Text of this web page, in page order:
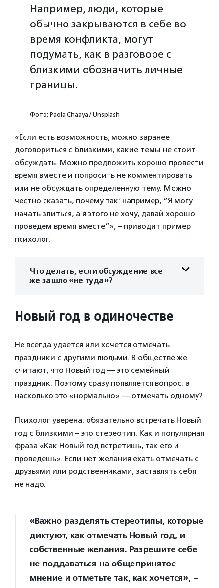
Например, люди, которые
обычно закрываются в себе во
время конфликта, могут
подумать, как в разговоре с
близкими обозначить личные
границы.
Фото: Paola Chaaya / Unsplash
«Если есть возможность, можно заранее
договориться с близкими, какие темы не стоит
обсуждать. Можно предложить хорошо провести
время вместе и попросить не комментировать
или не обсуждать определенную тему. Можно
честно сказать, почему так: например, “Я могу
начать злиться, а я этого не хочу, давай хорошо
проведем время вместе”», – приводит пример
психолог.
Что делать, если обсуждение все
же зашло «не туда»?
Новый год в одиночестве
Не всегда удается или хочется отмечать
праздники с другими людьми. В обществе же
считают, что Новый год — это семейный
праздник. Поэтому сразу появляется вопрос: а
насколько это «нормально» — отмечать одному?
Психолог уверена: обязательно встречать Новый
год с близкими – это стереотип. Как и популярная
фраза «Как Новый год встретишь, так его и
проведешь». Если нет желания ехать отмечать с
друзьями или родственниками, заставлять себя
не надо.
«Важно разделять стереотипы, которые
диктуют, как отмечать Новый год, и
собственные желания. Разрешите себе
не поддаваться на общепринятое
мнение и отметьте так, как хочется», –